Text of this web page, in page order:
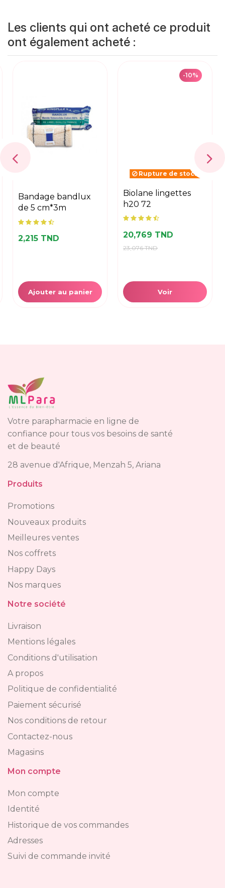
Les clients qui ont acheté ce produit
ont également acheté :
bandage bandlux
de 5 cm*3m
2,215 TND
Ajouter au panier
-10%
Rupture de stock
biolane lingettes
h20 72
20,769 TND
23,076 TND
Voir
Votre parapharmacie en ligne de
confiance pour tous vos besoins de santé
et de beauté
28 avenue d'Afrique, Menzah 5, Ariana
Produits
Promotions
Nouveaux produits
Meilleures ventes
Nos coffrets
Happy Days
Nos marques
Notre société
Livraison
Mentions légales
Conditions d'utilisation
A propos
Politique de confidentialité
Paiement sécurisé
Nos conditions de retour
Contactez-nous
Magasins
Mon compte
Mon compte
Identité
Historique de vos commandes
Adresses
Suivi de commande invité